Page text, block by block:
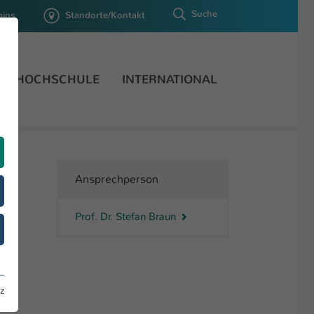
Standorte/Kontakt Suche
HOCHSCHULE INTERNATIONAL
Ansprechperson
Prof. Dr. Stefan Braun